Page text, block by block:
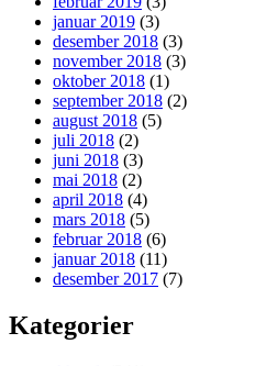
januar 2019 (3)
desember 2018 (3)
november 2018 (3)
oktober 2018 (1)
september 2018 (2)
august 2018 (5)
juli 2018 (2)
juni 2018 (3)
mai 2018 (2)
april 2018 (4)
mars 2018 (5)
februar 2018 (6)
januar 2018 (11)
desember 2017 (7)
Kategorier